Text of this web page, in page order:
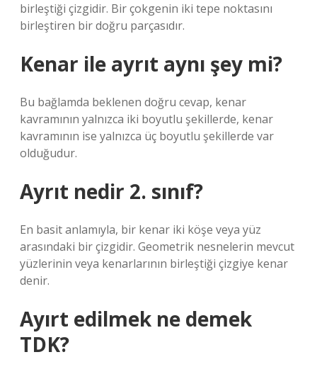
birleştiği çizgidir. Bir çokgenin iki tepe noktasını
birleştiren bir doğru parçasıdır.
Kenar ile ayrıt aynı şey mi?
Bu bağlamda beklenen doğru cevap, kenar
kavramının yalnızca iki boyutlu şekillerde, kenar
kavramının ise yalnızca üç boyutlu şekillerde var
olduğudur.
Ayrıt nedir 2. sınıf?
En basit anlamıyla, bir kenar iki köşe veya yüz
arasındaki bir çizgidir. Geometrik nesnelerin mevcut
yüzlerinin veya kenarlarının birleştiği çizgiye kenar
denir.
Ayırt edilmek ne demek
TDK?